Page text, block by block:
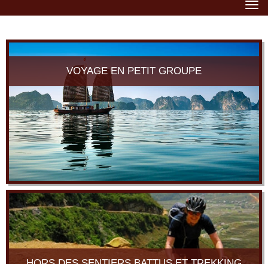
VOYAGE EN PETIT GROUPE